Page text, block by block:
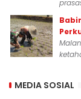
MEDIA SOSIAL